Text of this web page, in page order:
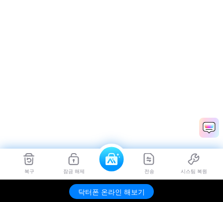
복구 잠금 해제 전송 시스팀 복원
닥터폰 온라인 해보기